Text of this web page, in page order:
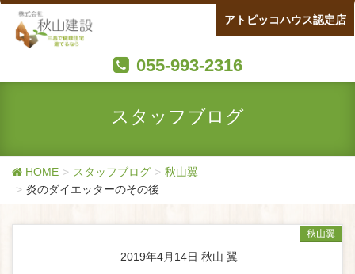
055-993-2316
アトピッコハウス認定店
スタッフブログ
HOME スタッフブログ
秋山翼
炎のダイエッターのその後
2019年4月14日 秋山 翼
秋山翼